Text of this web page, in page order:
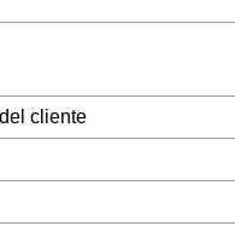
cliente